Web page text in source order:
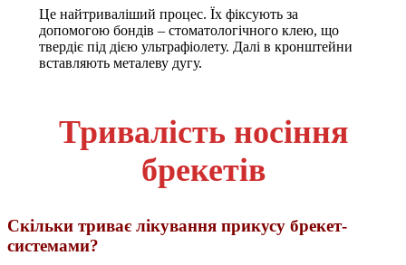
Це найтриваліший процес. Їх фіксують за
допомогою бондів – стоматологічного клею, що
твердіє під дією ультрафіолету. Далі в кронштейни
вставляють металеву дугу.
Тривалість носіння
брекетів
Скільки триває лікування прикусу брекет-
системами?